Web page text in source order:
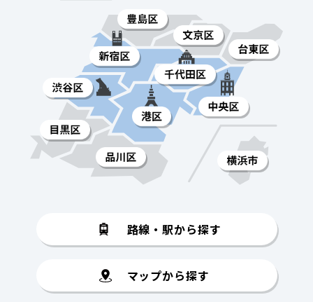
路線・駅から探す
マップから探す